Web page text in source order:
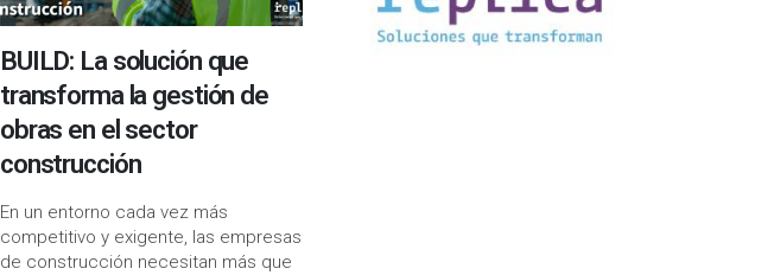
BUILD: La solución que
transforma la gestión de
obras en el sector
construcción
En un entorno cada vez más
competitivo y exigente, las empresas
de construcción necesitan más que